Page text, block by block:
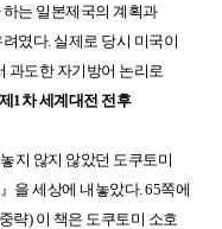
는 일본제국의 계획과
였다. 실제로 당시 미국이
과도한 자기방어 논리로
1차 세계대전 전후
지 않지 않았던 도쿠토미
』 을 세상에 내놓았다. 65쪽에
략) 이 책은 도쿠토미 소호